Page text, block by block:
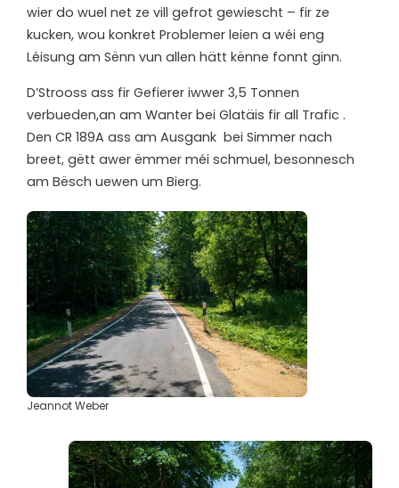
wier do wuel net ze vill gefrot gewiescht – fir ze
kucken, wou konkret Problemer leien a wéi eng
Léisung am Sënn vun allen hätt kënne fonnt ginn.
D’Strooss ass fir Gefierer iwwer 3,5 Tonnen
verbueden,an am Wanter bei Glatäis fir all Trafic .
Den CR 189A ass am Ausgank bei Simmer nach
breet, gëtt awer ëmmer méi schmuel, besonnesch
am Bësch uewen um Bierg.
Jeannot Weber